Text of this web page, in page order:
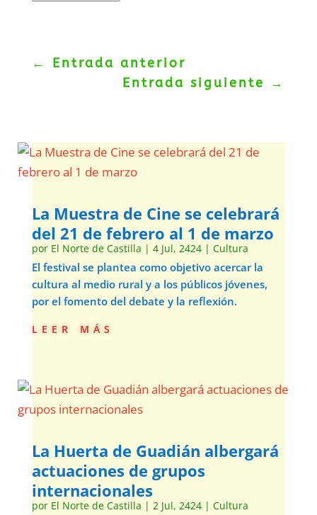
← Entrada anterior
Entrada siguiente
→
La Muestra de Cine se celebrará
del 21 de febrero al 1 de marzo
por El Norte de Castilla | 4 Jul, 2424| Cultura
El festival se plantea como objetivo acercar la
cultura al medio rural y a los públicos jóvenes,
por el fomento del debate y la reflexión.
leer más
La Huerta de Guadián albergará
actuaciones de grupos
internacionales
por El Norte de Castilla | 2 Jul, 2424| Cultura